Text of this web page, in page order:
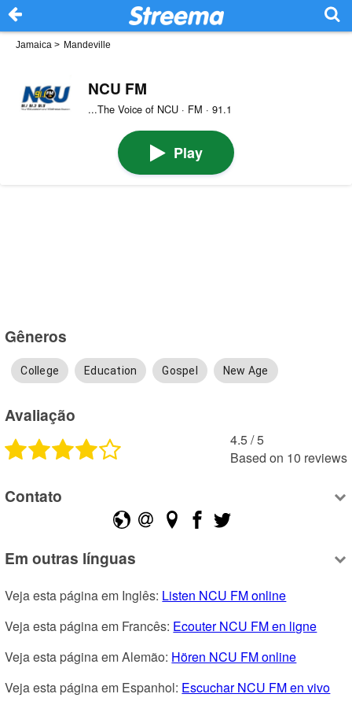
Jamaica > Mandeville
NCU FM
...The Voice of NCU · FM · 91.1
Play
Gêneros
College Education Gospel New Age
Avaliação
4.5 /5
Based on 10 reviews
Contato
Em outras línguas
Veja esta página em Inglês: Listen NCU FM online
Veja esta página em Francês: Ecouter NCU FM en ligne
Veja esta página em Alemão: Hören NCU FM online
Veja esta página em Espanhol: Escuchar NCU FM en vivo